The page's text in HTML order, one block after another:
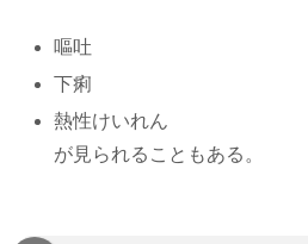
嘔吐
下痢
熱性けいれん
が見られることもある。